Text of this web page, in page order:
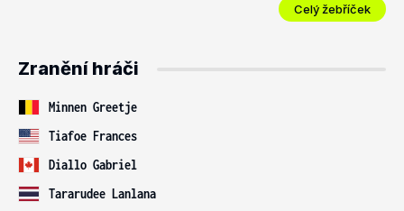
Celý žebříček
Zranění hráči
Minnen Greetje
Tiafoe Frances
Diallo Gabriel
Tararudee Lanlana